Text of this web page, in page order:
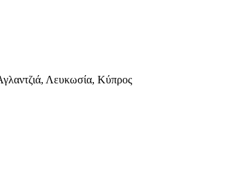
Λευκωσία, Κύπρος